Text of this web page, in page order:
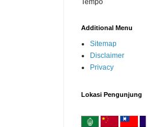
Tempo
Additional Menu
Sitemap
Disclaimer
Privacy
Lokasi Pengunjung